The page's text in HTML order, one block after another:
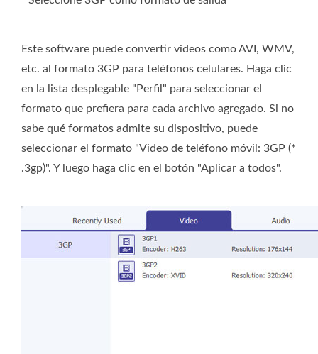
Este software puede convertir videos como AVI, WMV,
etc. al formato 3GP para teléfonos celulares. Haga clic
en la lista desplegable "Perfil" para seleccionar el
formato que prefiera para cada archivo agregado. Si no
sabe qué formatos admite su dispositivo, puede
seleccionar el formato "Video de teléfono móvil: 3GP (*
.3gp)". Y luego haga clic en el botón "Aplicar a todos".